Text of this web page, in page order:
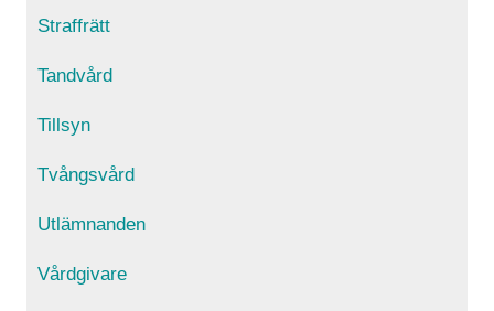
Straffrätt
Tandvård
Tillsyn
Tvångsvård
Utlämnanden
Vårdgivare